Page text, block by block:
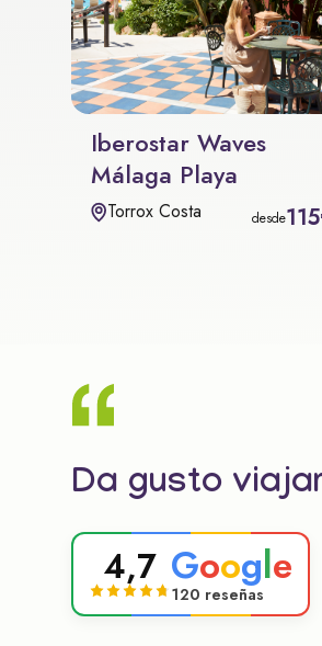
Iberostar Waves
Málaga Playa
Torrox Costa desde
Da gusto
4,7 Google
120 reseñas